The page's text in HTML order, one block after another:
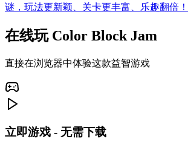
谜，玩法更新颖、关卡更丰富、乐趣翻倍
在线玩 Color Block Jam
直接在浏览器中体验这款益智游戏
立即游戏 - 无需下载